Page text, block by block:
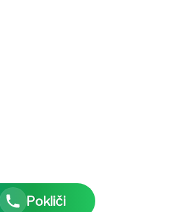
Pokliči